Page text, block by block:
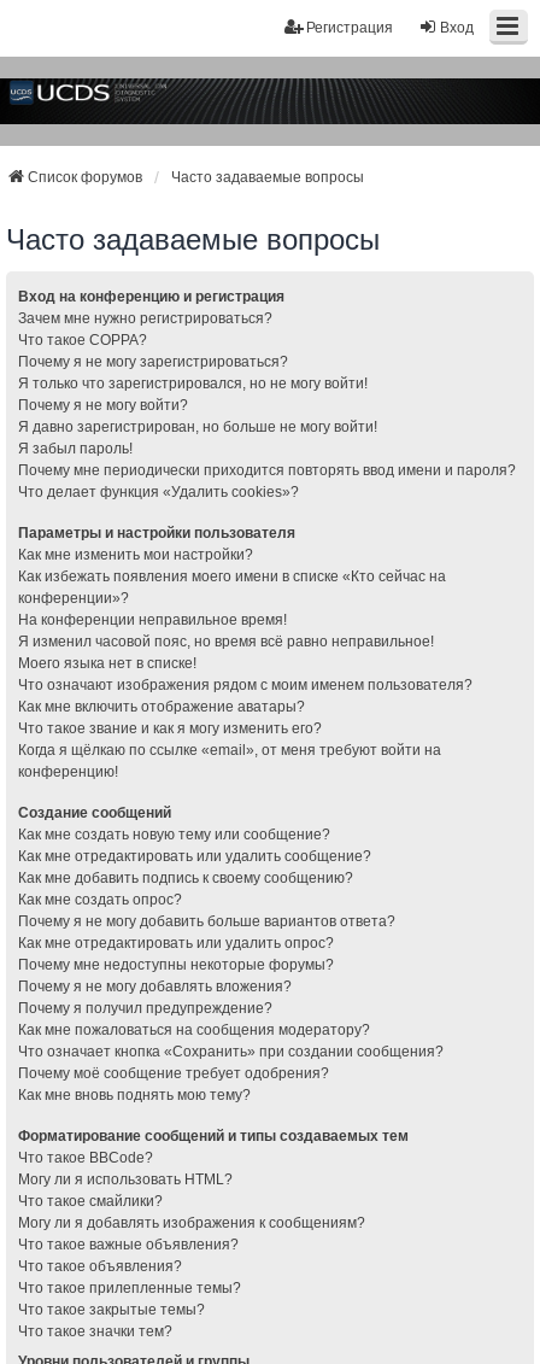
Вход
Регистрация
Список форумов Часто задаваемые вопросы
Часто задаваемые вопросы
Вход на конференцию и регистрация
Зачем мне нужно регистрироваться?
Что такое COPPA?
Почему я не могу зарегистрироваться?
Я только что зарегистрировался, но не могу войти!
Почему я не могу войти?
Я давно зарегистрирован, но больше не могу войти!
Я забыл пароль!
Почему мне периодически приходится повторять ввод имени и пароля?
Что делает функция «Удалить cookies»?
Параметры и настройки пользователя
Как мне изменить мои настройки?
Как избежать появления моего имени в списке «Кто сейчас на
конференции»?
На конференции неправильное время!
Я изменил часовой пояс, но время всё равно неправильное!
Моего языка нет в списке!
Что означают изображения рядом с моим именем пользователя?
Как мне включить отображение аватары?
Что такое звание и как я могу изменить его?
Когда я щёлкаю по ссылке «email», от меня требуют войти на
конференцию!
Создание сообщений
Как мне создать новую тему или сообщение?
Как мне отредактировать или удалить сообщение?
Как мне добавить подпись к своему сообщению?
Как мне создать опрос?
Почему я не могу добавить больше вариантов ответа?
Как мне отредактировать или удалить опрос?
Почему мне недоступны некоторые форумы?
Почему я не могу добавлять вложения?
Почему я получил предупреждение?
Как мне пожаловаться на сообщения модератору?
Что означает кнопка «Сохранить» при создании сообщения?
Почему моё сообщение требует одобрения?
Как мне вновь поднять мою тему?
Форматирование сообщений и типы создаваемых тем
Что такое BBCode?
Могу ли я использовать HTML?
Что такое смайлики?
Могу ли я добавлять изображения к сообщениям?
Что такое важные объявления?
Что такое объявления?
Что такое прилепленные темы?
Что такое закрытые темы?
Что такое значки тем?